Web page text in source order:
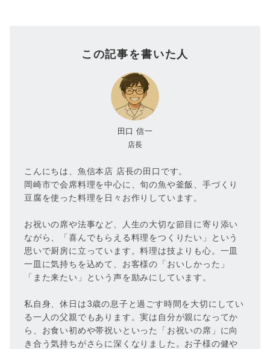
この記事を書いた人
田口 信一
店長
こんにちは、魚信本店 店長の田口です。
岡崎市で会席料理を中心に、旬の魚や釜飯、手づくり
豆腐を使った料理を日々お作りしています。
お祝いの席や法事など、人生の大切な節目に寄り添い
ながら、「喜んでもらえる料理をつくりたい」という
思いで厨房に立っています。料理は技よりも心。一皿
一皿に気持ちを込めて、お客様の「おいしかった」
「また来たい」という声を励みにしています。
私自身、休日は3歳の息子と過ごす時間を大切にしてい
る一人の父親でもあります。実は自分が親になってか
ら、お食い初めや帯祝いといった「お祝いの席」に向
き合う気持ちがさらに深くなりました。お子様の健や